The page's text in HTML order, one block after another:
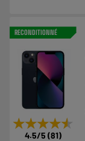
RECONDITIONNÉ
★★★★★
★★★★★
4.5/5 (81)